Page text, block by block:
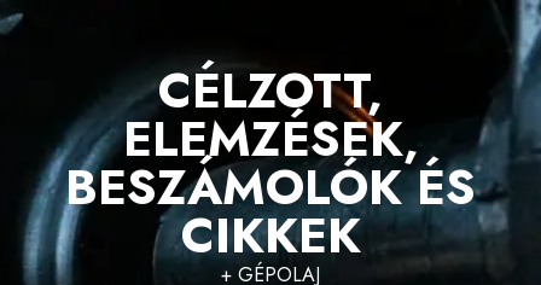
Skip
CÉLZOTT,
ELEMZÉSEK,
BESZÁMOLÓK ÉS
CIKKEK
+ GÉPOLAJ